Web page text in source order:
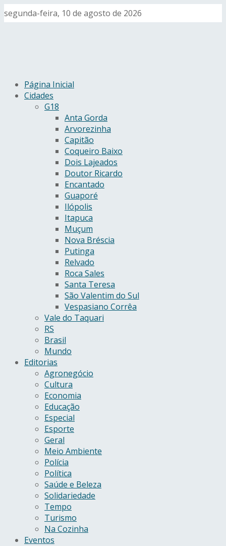
segunda-feira, 10 de agosto de 2026
Página Inicial
Cidades
G18
Anta Gorda
Arvorezinha
Capitão
Coqueiro Baixo
Dois Lajeados
Doutor Ricardo
Encantado
Guaporé
Ilópolis
Itapuca
Muçum
Nova Bréscia
Putinga
Relvado
Roca Sales
Santa Teresa
São Valentim do Sul
Vespasiano Corrêa
Vale do Taquari
RS
Brasil
Mundo
Editorias
Agronegócio
Cultura
Economia
Educação
Especial
Esporte
Geral
Meio Ambiente
Polícia
Política
Saúde e Beleza
Solidariedade
Tempo
Turismo
Na Cozinha
Eventos